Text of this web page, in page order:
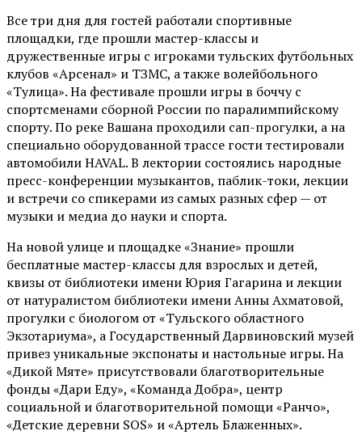
Все три дня для гостей работали спортивные
площадки, где прошли мастер-классы и
дружественные игры с игроками тульских футбольных
клубов «Арсенал» и ТЗМС, а также волейбольного
«Тулица». На фестивале прошли игры в боччу с
спортсменами сборной России по паралимпийскому
спорту. По реке Вашана проходили сап-прогулки, а на
специально оборудованной трассе гости тестировали
автомобили HAVAL. В лектории состоялись народные
пресс-конференции музыкантов, паблик-токи, лекции
и встречи со спикерами из самых разных сфер — от
музыки и медиа до науки и спорта.
На новой улице и площадке «Знание» прошли
бесплатные мастер-классы для взрослых и детей,
квизы от библиотеки имени Юрия Гагарина и лекции
от натуралистом библиотеки имени Анны Ахматовой,
прогулки с биологом от «Тульского областного
Экзотариума», а Государственный Дарвиновский музей
привез уникальные экспонаты и настольные игры. На
«Дикой Мяте» присутствовали благотворительные
фонды «Дари Еду», «Команда Добра», центр
социальной и благотворительной помощи «Ранчо»,
«Детские деревни SOS» и «Артель Блаженных».